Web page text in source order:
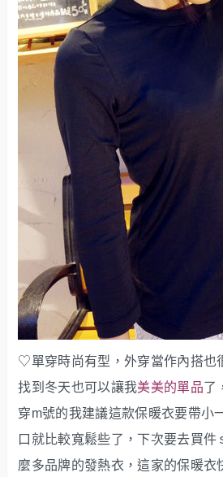
♡單穿時尚有型，外穿當作內搭也
找到冬天也可以讓我美美的單品了
穿m號的我建議這款保暖衣要帶小
口就比較寬鬆些了，下次要去買件
麼多品牌的發熱衣，這家的保暖衣